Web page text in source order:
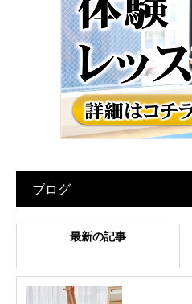
ブログ
最新の記事